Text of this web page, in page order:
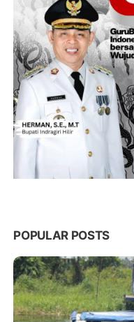
POPULAR POSTS